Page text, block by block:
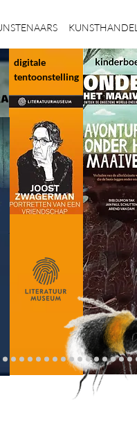
KUNSTHANDEL
digitale
tentoonstelling